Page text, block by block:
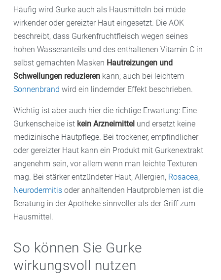
Häufig wird Gurke auch als Hausmitteln bei müde
wirkender oder gereizter Haut eingesetzt. Die AOK
beschreibt, dass Gurkenfruchtfleisch wegen seines
hohen Wasseranteils und des enthaltenen Vitamin C in
selbst gemachten Masken Hautreizungen und
Schwellungen reduzieren kann; auch bei leichtem
Sonnenbrand wird ein lindernder Effekt beschrieben.
Wichtig ist aber auch hier die richtige Erwartung: Eine
Gurkenscheibe ist kein Arzneimittel und ersetzt keine
medizinische Hautpflege. Bei trockener, empfindlicher
oder gereizter Haut kann ein Produkt mit Gurkenextrakt
angenehm sein, vor allem wenn man leichte Texturen
mag. Bei stärker entzündeter Haut, Allergien, Rosacea,
Neurodermitis oder anhaltenden Hautproblemen ist die
Beratung in der Apotheke sinnvoller als der Griff zum
Hausmittel.
So können Sie Gurke
wirkungsvoll nutzen